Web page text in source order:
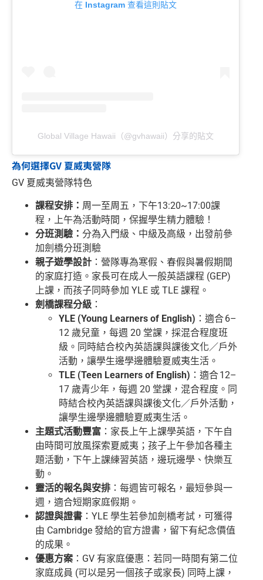
在 Instagram 查看這則貼文
Global Village Hawaii（@gvhawaii）分享的貼文
為何選擇GV 夏威夷營隊
GV 夏威夷營隊特色
課程安排： 周一至周五，下午13:20~17:00課
程，上午為活動時間，保握學生精力體驗！
分班測驗： 分為入門級、中級及高級，出發前參
加劍橋分班測驗
親子遊學設計 ：營隊專為寒假、春假與暑假期間
的家庭打造。家長可在成人一般英語課程 (GEP)
上課，而孩子同時參加 YLE 或 TLE 課程。
劍橋課程分級 ：
YLE (Young Learners of English) ：適合 6–
12 歲兒童，每週 20 堂課，採混合程度班
級。同時結合校內英語課與課後文化／戶外
活動，讓學生邊學邊體驗夏威夷生活。
TLE (Teen Learners of English) ：適合 12–
17 歲青少年，每週 20 堂課，混合程度。同
時結合校內英語課與課後文化／戶外活動，
讓學生邊學邊體驗夏威夷生活。
主題式活動豐富 ：家長上午上課學英語，下午自
由時間可放風探索夏威夷；孩子上午參加各種主
題活動，下午上課練習英語，邊玩邊學、快樂互
動。
靈活的報名與安排 ：每週皆可報名，最短參與一
週，適合短期家庭假期。
認證與證書 ：YLE 學生若參加劍橋考試，可獲得
由 Cambridge 發給的官方證書，留下有紀念價值
的成果。
優惠方案 ：GV 有家庭優惠：若同一時間有第二位
家庭成員 (可以是另一個孩子或家長) 同時上課，